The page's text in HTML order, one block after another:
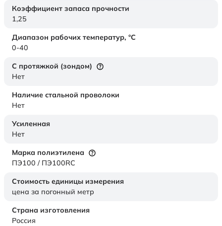
Коэффициент запаса прочности
1,25
Диапазон рабочих температур, °C
0-40
С протяжкой (зондом)
Нет
Наличие стальной проволоки
Нет
Усиленная
Нет
Марка полиэтилена
ПЭ100 / ПЭ100RC
Стоимость единицы измерения
цена за погонный метр
Страна изготовления
Россия